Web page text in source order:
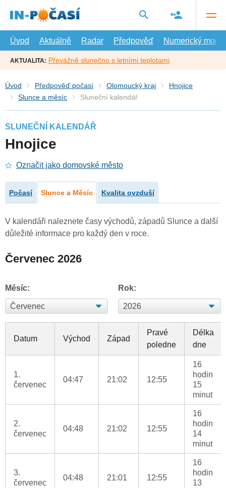
hlavní
Úvod
Aktuálně Radar Předpověď Numerický model
AKTUALITA: Převážně slunečno s letními teplotami
Úvod Předpověď počasí Olomoucký kraj
Hnojice
Slunce a měsíc
Sluneční kalendář
SLUNEČNÍ KALENDÁŘ
Hnojice
Označit jako domovské město
Počasí Slunce a Měsíc Kvalita ovzduší
V kalendáři naleznete časy východů, západů Slunce a další
důležité informace pro každý den v roce.
Červenec 2026
Měsíc: Rok:
Datum Východ Západ
Pravé
poledne
Délka
dne
1.
červenec
04:47 21:02 12:55
16
hodin
15
minut
2.
červenec
04:48 21:02 12:55
16
hodin
14
minut
3.
červenec
04:48 21:01 12:55
16
hodin
13